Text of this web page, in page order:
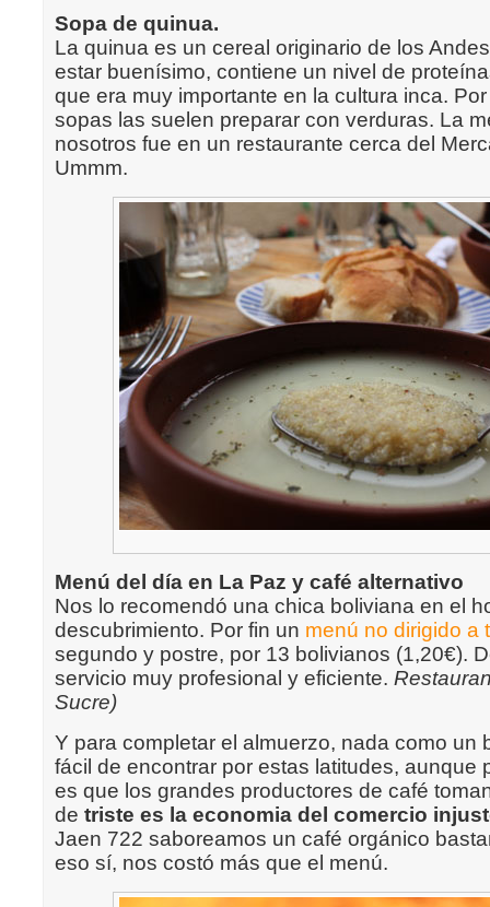
Sopa de quinua.
La quinua es un cereal originario de los
estar buenísimo, contiene un nivel de
que era muy importante en la cultura inca.
sopas las suelen preparar con verduras. La
nosotros fue en un restaurante cerca del
Ummm.
Menú del día en La Paz y café alternativo
Nos lo recomendó una chica boliviana en el
descubrimiento. Por fin un menú no dirigido a
segundo y postre, por 13 bolivianos (1,20€).
servicio muy profesional y eficiente.
Sucre)
Y para completar el almuerzo, nada como un
fácil de encontrar por estas latitudes, aunque
es que los grandes productores de café
de triste es la economia del comercio
Jaen 722 saboreamos un café orgánico
eso sí, nos costó más que el menú.